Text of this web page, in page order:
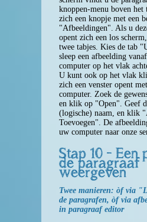
knoppen-menu boven het
zich een knopje met een
"Afbeeldingen". Als u
opent zich een los
twee tabjes. Kies de tab
sleep een afbeelding
computer op het vlak
U kunt ook op het vlak
zich een venster opent
computer. Zoek de
en klik op "Open". Geef
(logische) naam, en klik
Toevoegen". De
uw computer naar onze
Stap 10 - Een
de paragraaf
weergeven
Twee manieren: òf via
de paragrafen, òf via
in paragraaf editor